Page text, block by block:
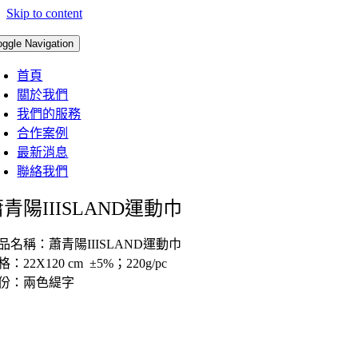
Skip to content
Navigation
首頁
關於我們
我們的服務
合作案例
最新消息
聯絡我們
青陽IIISLAND運動巾
名稱：蕭青陽IIISLAND運動巾
：22X120 cm ±5%；220g/pc
：兩色緹字